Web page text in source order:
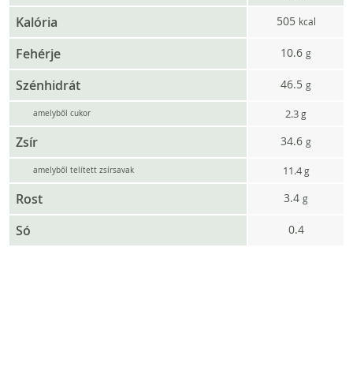
Kalória 505 kcal
Fehérje 10.6 g
Szénhidrát 46.5 g
amelyből cukor 2.3g
Zsír 34.6 g
amelyből telített zsírsavak 11.4g
Rost 3.4 g
Só 0.4